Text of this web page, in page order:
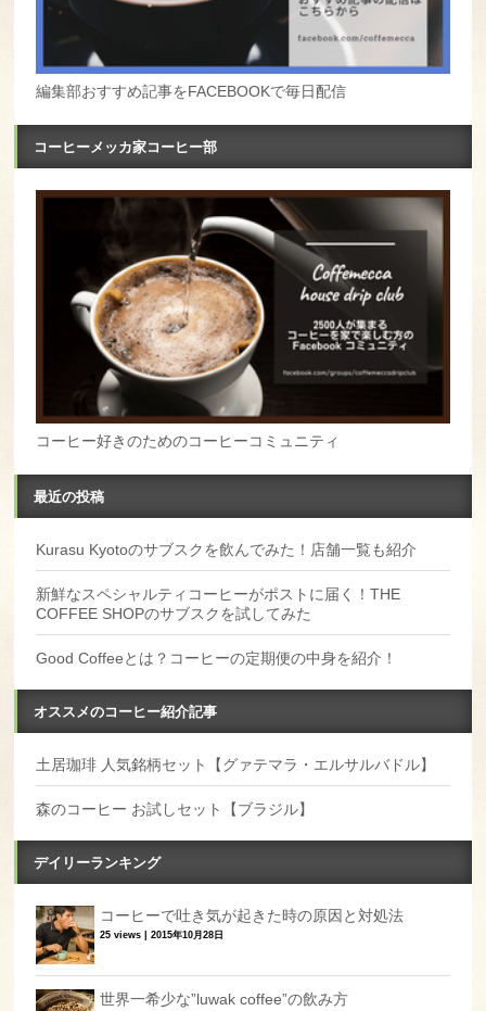
編集部おすすめ記事をFACEBOOKで毎日配信
コーヒーメッカ家コーヒー部
コーヒー好きのためのコーヒーコミュニティ
最近の投稿
Kurasu Kyotoのサブスクを飲んでみた！店舗一覧も紹介
新鮮なスペシャルティコーヒーがポストに届く！THE
COFFEE SHOPのサブスクを試してみた
Good Coffeeとは？コーヒーの定期便の中身を紹介！
オススメのコーヒー紹介記事
土居珈琲 人気銘柄セット【グァテマラ・エルサルバドル】
森のコーヒー お試しセット【ブラジル】
デイリーランキング
コーヒーで吐き気が起きた時の原因と対処法
25 views |2015年10月28日
世界一希少な”luwak coffee”の飲み方